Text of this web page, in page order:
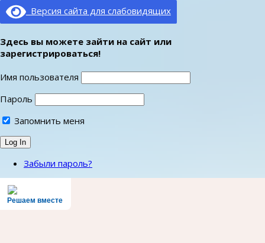
Версия сайта для слабовидящих
Здесь вы можете зайти на сайт или
зарегистрироваться!
Имя пользователя
Пароль
Запомнить меня
Забыли пароль?
Решаем вместе